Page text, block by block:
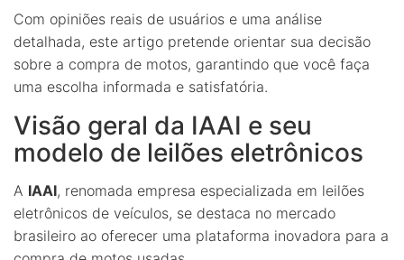
Com opiniões reais de usuários e uma análise
detalhada, este artigo pretende orientar sua decisão
sobre a compra de motos, garantindo que você faça
uma escolha informada e satisfatória.
Visão geral da IAAI e seu
modelo de leilões eletrônicos
A IAAI, renomada empresa especializada em leilões
eletrônicos de veículos, se destaca no mercado
brasileiro ao oferecer uma plataforma inovadora para a